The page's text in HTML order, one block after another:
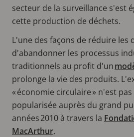
secteur de la surveillance s'est
cette production de déchets.
L'une des façons de réduire les
d'abandonner les processus
traditionnels au profit d'un
prolonge la vie des produits.
« économie circulaire » n'est
popularisée auprès du grand
années 2010 à travers la
MacArthur.